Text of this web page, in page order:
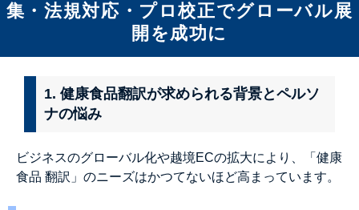
集・法規対応・プロ校正でグローバル展
開を成功に
1. 健康食品翻訳が求められる背景とペルソ
ナの悩み
ビジネスのグローバル化や越境ECの拡大により、「健康
食品 翻訳」のニーズはかつてないほど高まっています。